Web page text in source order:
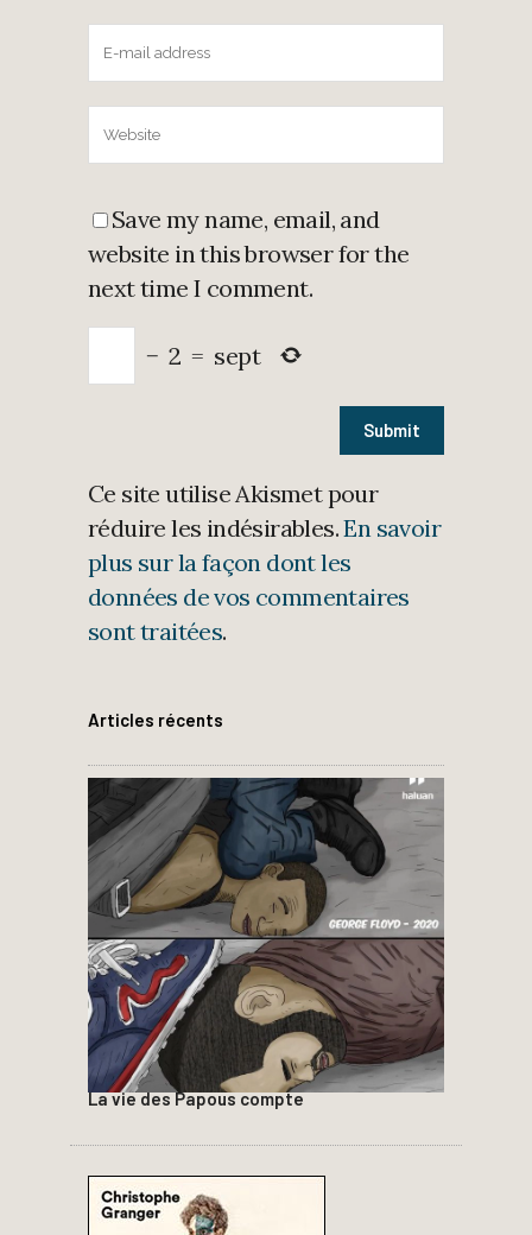
Save my name, email, and
website in this browser for the
next time I comment.
− 2 = sept
Ce site utilise Akismet pour
réduire les indésirables.En savoir
plus sur la façon dont les
données de vos commentaires
sont traitées.
Articles récents
La vie des Papous compte